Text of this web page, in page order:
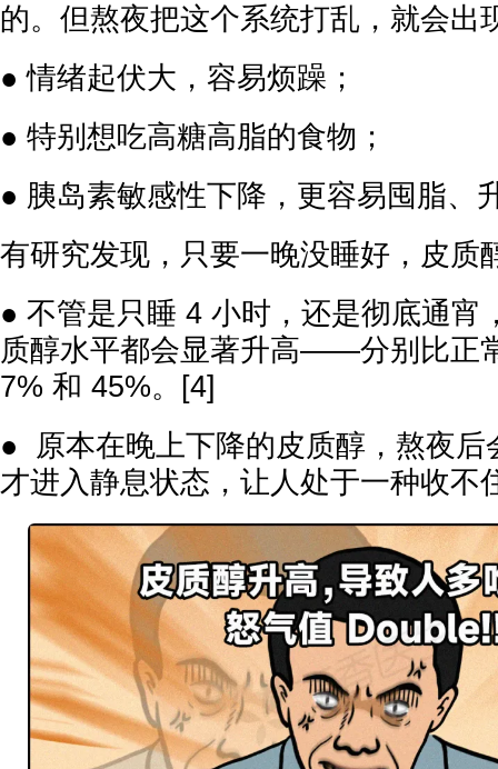
的。但熬夜把这个系统打乱，就会出
● 情绪起伏大，容易烦躁；
● 特别想吃高糖高脂的食物；
● 胰岛素敏感性下降，更容易囤脂、
有研究发现，只要一晚没睡好，皮
● 不管是只睡 4 小时，还是彻底通宵
质醇水平都会显著升高——分别比正
7% 和 45%。[4]
● 原本在晚上下降的皮质醇，熬夜后
才进入静息状态，让人处于一种收不